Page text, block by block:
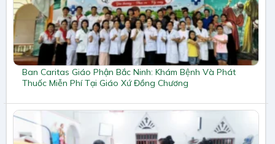
Ban Caritas Giáo Phận Bắc Ninh: Khám Bệnh Và Phát
Thuốc Miễn Phí Tại Giáo Xứ Đồng Chương